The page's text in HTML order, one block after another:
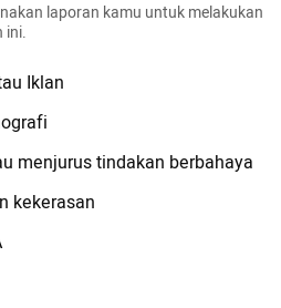
laporan kamu untuk melakukan
ini.
Iklan
menjurus tindakan berbahaya
kekerasan